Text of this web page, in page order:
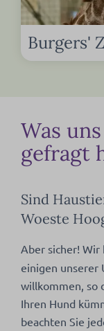
Burgers'
Was
gefragt
Sind
Woeste
Aber sicher! Wir
einigen
willkommen, so
Ihren Hund
beachten Sie